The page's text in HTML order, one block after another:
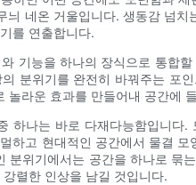
늬 네온 거울입니다. 생동감 넘
를 연출합니다.
기능을 하나의 장식으로 통합
분위기를 완전히 바꿔주는 포
놀라운 효과를 만들어내 공간에
하나는 바로 다재다능함입니다
하고 현대적인 공간에서 물결
분위기에서는 공간을 하나로 묶
렬한 인상을 남길 것입니다.